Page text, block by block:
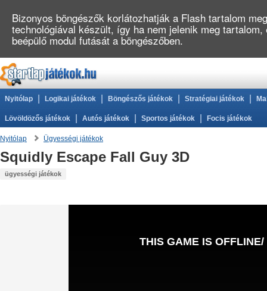
Nyitólap Logikai játékok Böngészős játékok Stratégiai játékok
Lövöldözős játékok Autós játékok Sportos játékok Focis játékok
Nyitólap Ügyességi játékok
Squidly Escape Fall Guy 3D
ügyességi játékok
Bizonyos böngészők korlátozhatják a Flash tartalom
technológiával készült, így ha nem jelenik meg
beépülő modul futását a böngészőben.